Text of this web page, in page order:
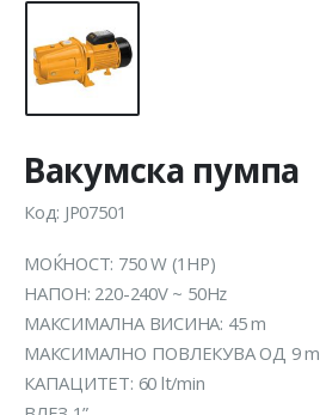
Вакумска пумпа
Код: JP07501
МОЌНОСТ: 750 W (1HP)
НАПОН: 220-240V ~ 50Hz
МАКСИМАЛНА ВИСИНА: 45 m
МАКСИМАЛНО ПОВЛЕКУВА ОД 9 m
КАПАЦИТЕТ: 60 lt/min